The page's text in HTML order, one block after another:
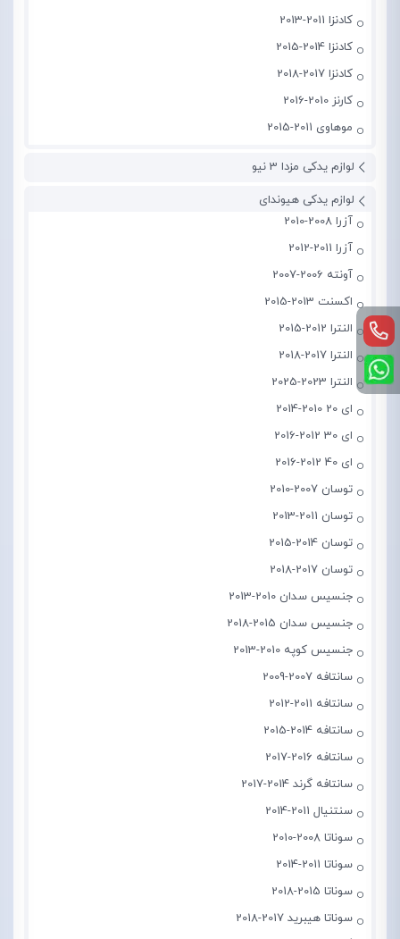
کادنزا 2011-2013
کادنزا 2014-2015
کادنزا 2017-2018
کارنز 2010-2016
موهاوی 2011-2015
لوازم یدکی مزدا 3 نیو
لوازم یدکی هیوندای
آزرا 2008-2010
آزرا 2011-2012
آونته 2006-2007
اکسنت 2013-2015
النترا 2012-2015
النترا 2017-2018
النترا 2023-2025
ای 20 2010-2014
ای 30 2012-2016
ای 40 2012-2016
توسان 2007-2010
توسان 2011-2013
توسان 2014-2015
توسان 2017-2018
جنسیس سدان 2010-2013
جنسیس سدان 2015-2018
جنسیس کوپه 2010-2013
سانتافه 2007-2009
سانتافه 2011-2012
سانتافه 2014-2015
سانتافه 2016-2017
سانتافه گرند 2014-2017
سنتنیال 2011-2014
سوناتا 2008-2010
سوناتا 2011-2014
سوناتا 2015-2018
سوناتا هیبرید 2017-2018